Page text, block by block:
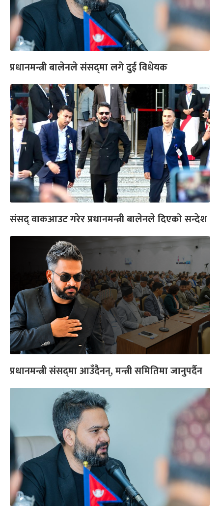
प्रधानमन्त्री बालेनले संसद्‌मा लगे दुई विधेयक
संसद् वाकआउट गरेर प्रधानमन्त्री बालेनले दिएको सन्देश
प्रधानमन्त्री संसद्‌मा आउँदैनन्, मन्त्री समितिमा जानुपर्दैन